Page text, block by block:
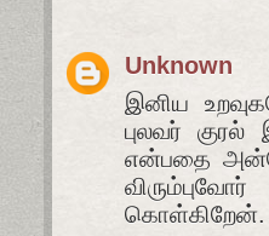
Unknown
இனிய
புலவர்
என்பதை
கொள்கிறேன்.